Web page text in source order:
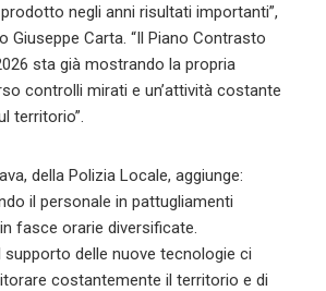
negli anni risultati importanti”,
Giuseppe Carta. “Il Piano Contrasto
sta già mostrando la propria
controlli mirati e un’attività costante
territorio”.
della Polizia Locale, aggiunge:
il personale in pattugliamenti
fasce orarie diversificate.
supporto delle nuove tecnologie ci
costantemente il territorio e di